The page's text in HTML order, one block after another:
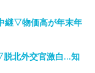
継▽物価高が年末年
脱北外交官激白…知